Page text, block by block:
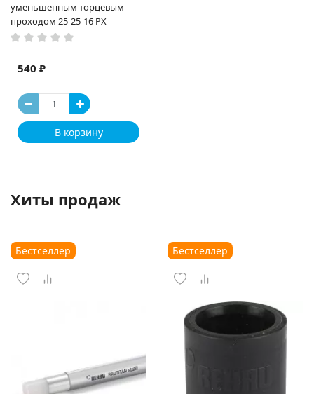
уменьшенным торцевым
проходом 25-25-16 PX
540 ₽
В корзину
Хиты продаж
Бестселлер Бестселлер